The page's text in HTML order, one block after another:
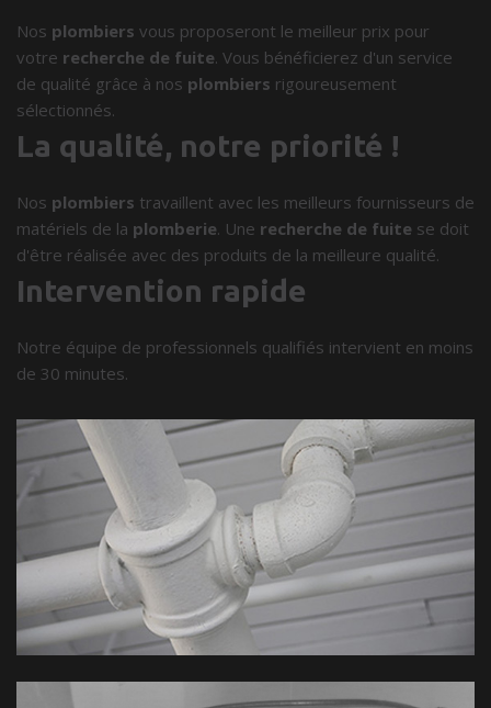
Nos plombiers vous proposeront le meilleur prix pour
votre recherche de fuite. Vous bénéficierez d'un service
de qualité grâce à nos plombiers rigoureusement
sélectionnés.
La qualité, notre priorité !
Nos plombiers travaillent avec les meilleurs fournisseurs de
matériels de la plomberie. Une recherche de fuite se doit
d'être réalisée avec des produits de la meilleure qualité.
Intervention rapide
Notre équipe de professionnels qualifiés intervient en moins
de 30 minutes.